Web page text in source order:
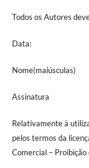
Todos os Autores
Data:
Nome(maiúsculas)
Assinatura
Relativamente à
pelos termos da
Comercial – Proibição